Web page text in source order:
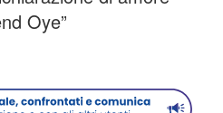
Oye”